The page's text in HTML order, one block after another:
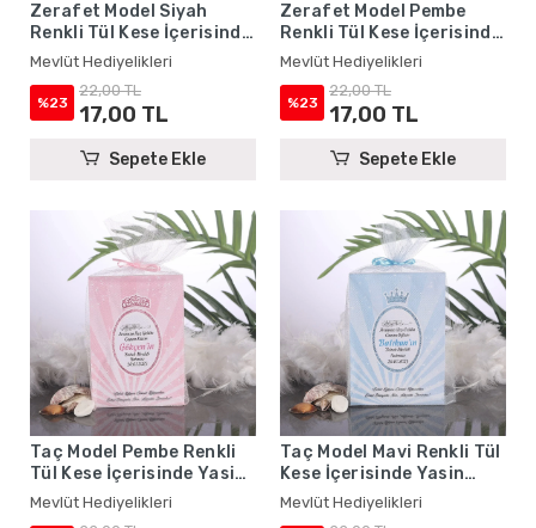
Zerafet Model Siyah
Renkli Tül Kese İçerisinde
Yasin Kitabı - Mevlüt
Hediyelikleri
Mevlüt Hediyelikleri
%23
22,00 TL
17,00 TL
Sepete Ekle
Zerafet Model Pembe
Renkli Tül Kese İçerisinde
Yasin Kitabı - Mevlüt
Hediyelikleri
Mevlüt Hediyelikleri
%23
22,00 TL
17,00 TL
Sepete Ekle
Taç Model Pembe Renkli
Tül Kese İçerisinde Yasin
Kitabı - Mevlüt
Hediyelikleri
Mevlüt Hediyelikleri
Taç Model Mavi Renkli Tül
Kese İçerisinde Yasin
Kitabı - Mevlüt
Hediyelikleri
Mevlüt Hediyelikleri